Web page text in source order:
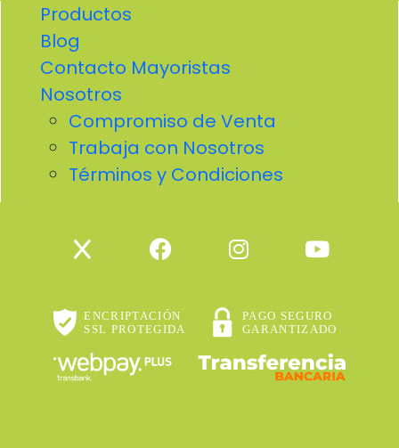
Productos
Blog
Contacto Mayoristas
Nosotros
Compromiso de Venta
Trabaja con Nosotros
Términos y Condiciones